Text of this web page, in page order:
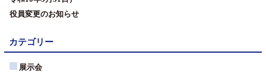
役員変更のお知らせ
カテゴリー
展示会